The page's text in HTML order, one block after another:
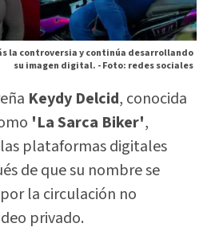
la controversia y continúa desarrollando
su imagen digital. -Foto: redes sociales
Keydy Delcid, conocida
'La Sarca Biker',
plataformas digitales
de que su nombre se
la circulación no
privado.